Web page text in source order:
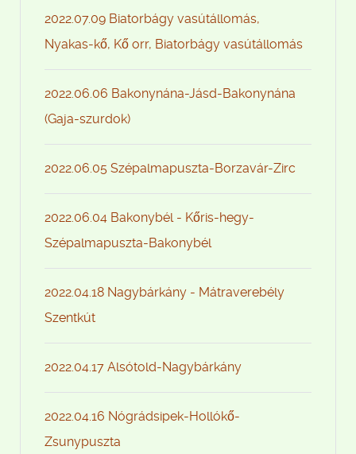
2022.07.09 Biatorbágy vasútállomás,
Nyakas-kő, Kő orr, Biatorbágy vasútállomás
2022.06.06 Bakonynána-Jásd-Bakonynána
(Gaja-szurdok)
2022.06.05 Szépalmapuszta-Borzavár-Zirc
2022.06.04 Bakonybél - Kőris-hegy-
Szépalmapuszta-Bakonybél
2022.04.18 Nagybárkány - Mátraverebély
Szentkút
2022.04.17 Alsótold-Nagybárkány
2022.04.16 Nógrádsipek-Hollókő-
Zsunypuszta